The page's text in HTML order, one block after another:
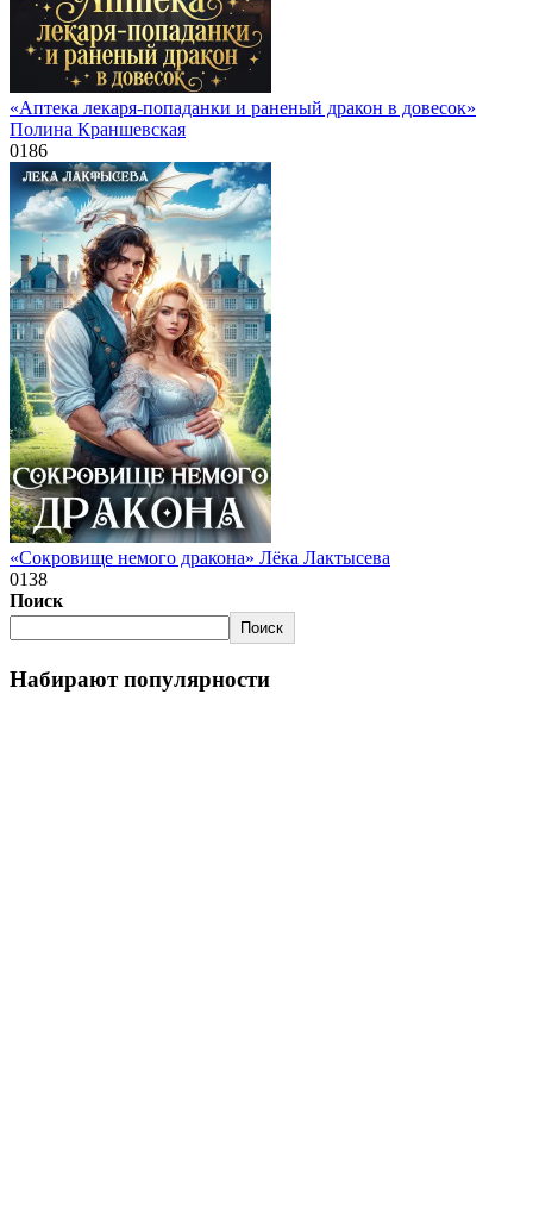
«Аптека лекаря-попаданки и раненый дракон в довесок»
Полина Краншевская
0186
«Сокровище немого дракона» Лёка Лактысева
0138
Поиск
Поиск
Набирают популярности